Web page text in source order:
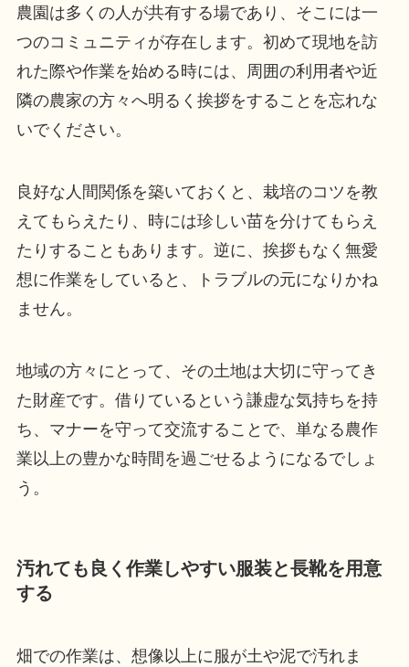
農園は多くの人が共有する場であり、そこには一
つのコミュニティが存在します。初めて現地を訪
れた際や作業を始める時には、周囲の利用者や近
隣の農家の方々へ明るく挨拶をすることを忘れな
いでください。
良好な人間関係を築いておくと、栽培のコツを教
えてもらえたり、時には珍しい苗を分けてもらえ
たりすることもあります。逆に、挨拶もなく無愛
想に作業をしていると、トラブルの元になりかね
ません。
地域の方々にとって、その土地は大切に守ってき
た財産です。借りているという謙虚な気持ちを持
ち、マナーを守って交流することで、単なる農作
業以上の豊かな時間を過ごせるようになるでしょ
う。
汚れても良く作業しやすい服装と長靴を用意
する
畑での作業は、想像以上に服が土や泥で汚れま